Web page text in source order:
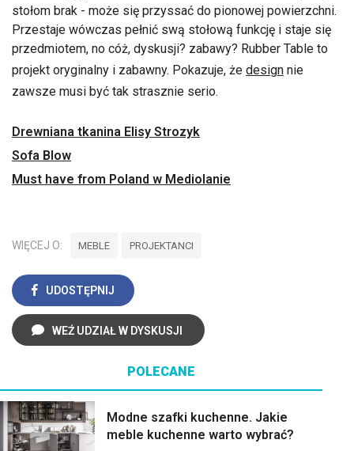
stołom brak - może się przyssać do pionowej powierzchni.
Przestaje wówczas pełnić swą stołową funkcję i staje się
przedmiotem, no cóż, dyskusji? zabawy? Rubber Table to
projekt oryginalny i zabawny. Pokazuje, że design nie
zawsze musi być tak strasznie serio.
Drewniana tkanina Elisy Strozyk
Sofa Blow
Must have from Poland w Mediolanie
WIĘCEJ O: MEBLE PROJEKTANCI
UDOSTĘPNIJ
WEŹ UDZIAŁ W DYSKUSJI
POLECANE
Modne szafki kuchenne. Jakie
meble kuchenne warto wybrać?